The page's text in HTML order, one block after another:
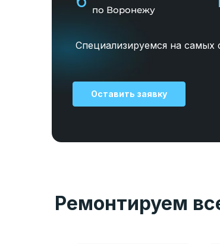
по Воронежу
Специализируемся на
Оставить заявку
Ремонтируем